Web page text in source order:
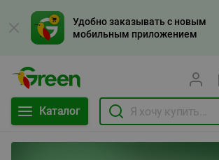
Удобно заказывать с новым
мобильным приложением
Каталог